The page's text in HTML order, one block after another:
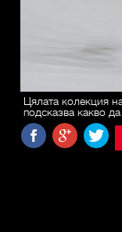
Цялата колекция
подсказва какво